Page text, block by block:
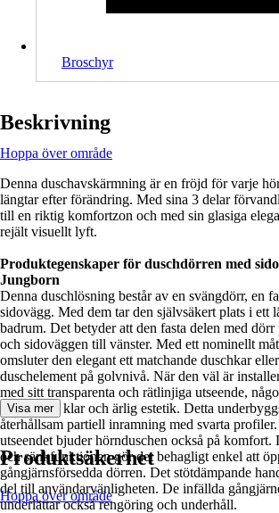
Broschyr
Beskrivning
Hoppa över område
Denna duschavskärmning är en fröjd för varje
längtar efter förändring. Med sina 3 delar
till en riktig komfortzon och med sin glasiga
rejält visuellt lyft.
Produktegenskaper för duschdörren med
Jungborn
Denna duschlösning består av en svängdörr, en
sidovägg. Med dem tar den självsäkert plats i ett
badrum. Det betyder att den fasta delen med
och sidoväggen till vänster. Med ett nominellt
omsluter den elegant ett matchande duschkar
duschelement på golvnivå. När den väl är
med sitt transparenta och rätlinjiga utseende,
rummet en klar och ärlig estetik. Detta
återhållsam partiell inramning med svarta
utseendet bjuder hörnduschen också på
och sänkfunktionen gör det behagligt enkel att
gångjärnsförsedda dörren. Det stötdämpande
del till användarvänligheten. De infällda
underlättar också rengöring och underhåll.
Visa mer
Produktsäkerhet
Hoppa över område